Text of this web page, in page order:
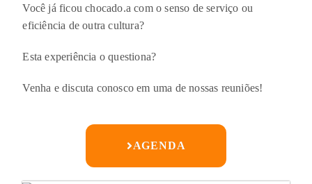
Você já ficou chocado.a com o senso de serviço ou
eficiência de outra cultura?
Esta experiência o questiona?
Venha e discuta conosco em uma de nossas reuniões!
AGENDA